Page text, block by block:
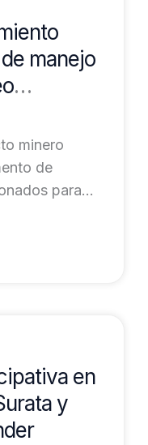
manejo
minero
de
para
en
y